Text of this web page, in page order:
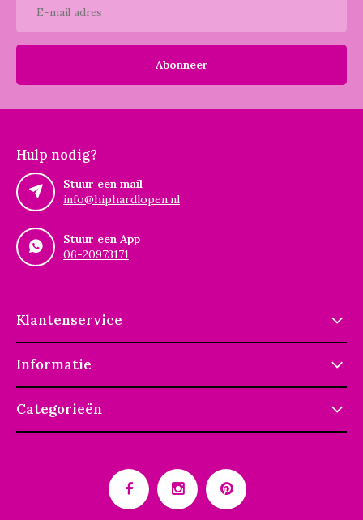
Abonneer
Hulp nodig?
Stuur een mail
info@hiphardlopen.nl
Stuur een App
06-20973171
Klantenservice
Informatie
Categorieën